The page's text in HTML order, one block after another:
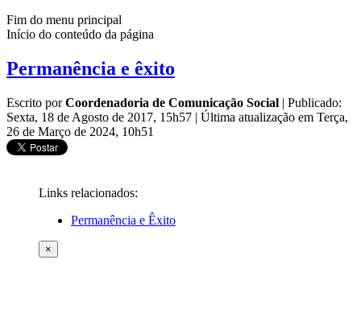
Fim do menu principal
Início do conteúdo da página
Permanência e êxito
Escrito porCoordenadoria de Comunicação Social | Publicado:
Sexta, 18 de Agosto de 2017, 15h57 | Última atualização em Terça,
26 de Março de 2024, 10h51
Links relacionados:
Permanência e Êxito
×